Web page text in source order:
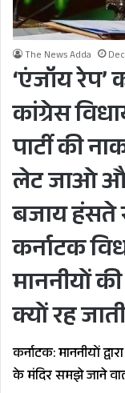
The News Adda
‘एंजॉय
कांग्रेस
पार्टी की
लेट जाओ
बजाय हंसते
कर्नाटक
माननीयों
क्यों रह
कर्नाटक: माननीयों
के मंदिर समझे जाने